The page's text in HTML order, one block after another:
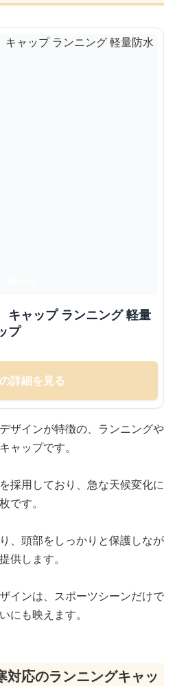
ャップ ランニング 軽量
プ
詳細を見る
ザインが特徴の、ランニングや
ャップです。
採用しており、急な天候変化に
です。
、頭部をしっかりと保護しなが
供します。
インは、スポーツシーンだけで
にも映えます。
対応のランニングキャッ